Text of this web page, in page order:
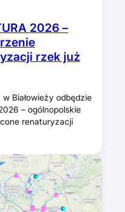
2026 –
rzek już
Białowieży odbędzie
– ogólnopolskie
renaturyzacji